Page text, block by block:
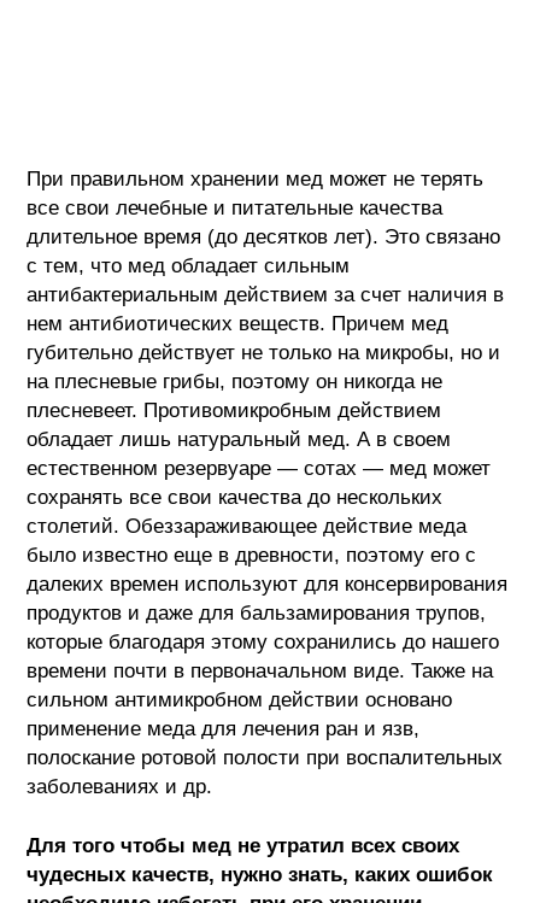
При правильном хранении мед может не терять
все свои лечебные и питательные качества
длительное время (до десятков лет). Это связано
с тем, что мед обладает сильным
антибактериальным действием за счет наличия в
нем антибиотических веществ. Причем мед
губительно действует не только на микробы, но и
на плесневые грибы, поэтому он никогда не
плесневеет. Противомикробным действием
обладает лишь натуральный мед. А в своем
естественном резервуаре — сотах — мед может
сохранять все свои качества до нескольких
столетий. Обеззараживающее действие меда
было известно еще в древности, поэтому его с
далеких времен используют для консервирования
продуктов и даже для бальзамирования трупов,
которые благодаря этому сохранились до нашего
времени почти в первоначальном виде.Также на
сильном антимикробном действии основано
применение меда для лечения ран и язв,
полоскание ротовой полости при воспалительных
заболеваниях и др.
Для того чтобы мед не утратил всех своих
чудесных качеств, нужно знать, каких ошибок